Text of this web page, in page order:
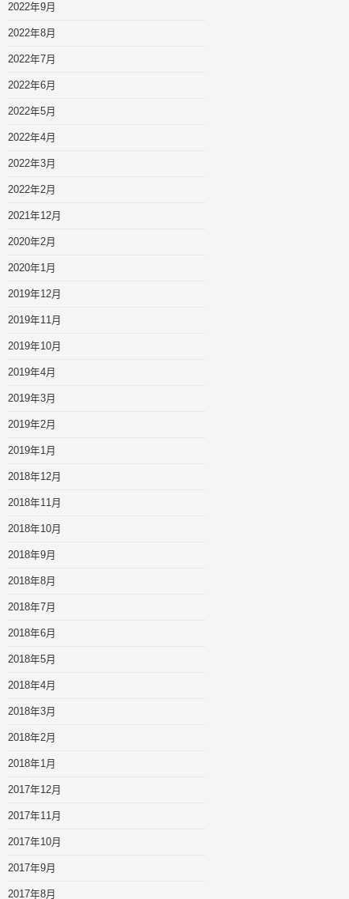
2022年9月
2022年8月
2022年7月
2022年6月
2022年5月
2022年4月
2022年3月
2022年2月
2021年12月
2020年2月
2020年1月
2019年12月
2019年11月
2019年10月
2019年4月
2019年3月
2019年2月
2019年1月
2018年12月
2018年11月
2018年10月
2018年9月
2018年8月
2018年7月
2018年6月
2018年5月
2018年4月
2018年3月
2018年2月
2018年1月
2017年12月
2017年11月
2017年10月
2017年9月
2017年8月